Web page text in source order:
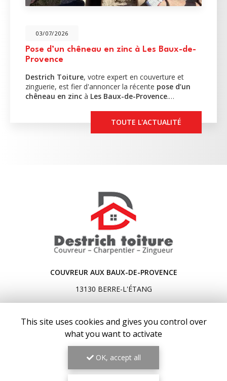
03/07/2026
Pose d’un chêneau en zinc à Les Baux-de-
Provence
Destrich Toiture, votre expert en couverture et
zinguerie, est fier d'annoncer la récente pose d’un
chêneau en zinc à Les Baux-de-Provence.…
TOUTE L'ACTUALITÉ
COUVREUR AUX BAUX-DE-PROVENCE
13130 BERRE-L'ÉTANG
07 64 04 91 00
Lundi au vendredi : 7h30 - 20h30
Samedi : 8h - 19h
Voir+d'infos sur
facebook
This site uses cookies and gives you control over
what you want to activate
OK, accept all